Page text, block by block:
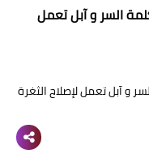
السر و آبل تعمل
و آبل تعمل لإصلاح الثغرة